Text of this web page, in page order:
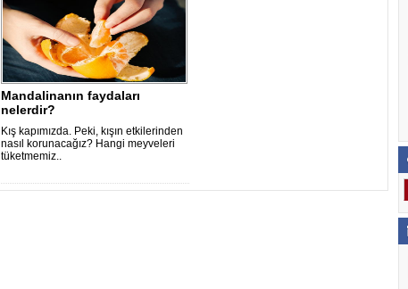
Mandalinanın faydaları
nelerdir?
Kış kapımızda. Peki, kışın etkilerinden
nasıl korunacağız? Hangi meyveleri
tüketmemiz..